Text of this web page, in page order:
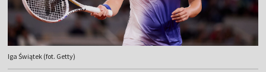
Iga Świątek (fot. Getty)